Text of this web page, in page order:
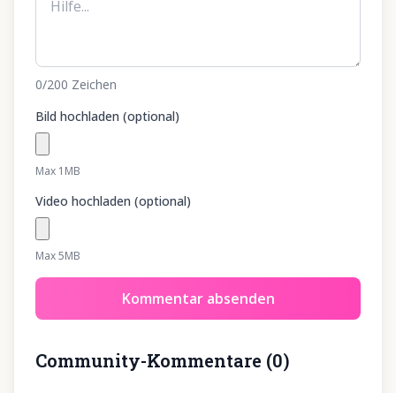
0/200 Zeichen
Bild hochladen (optional)
Max 1MB
Video hochladen (optional)
Max 5MB
Kommentar absenden
Community-Kommentare (0)